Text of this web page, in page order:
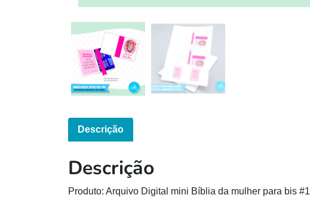
Descrição
Descrição
Produto: Arquivo Digital mini Bíblia da mulher para bis #1